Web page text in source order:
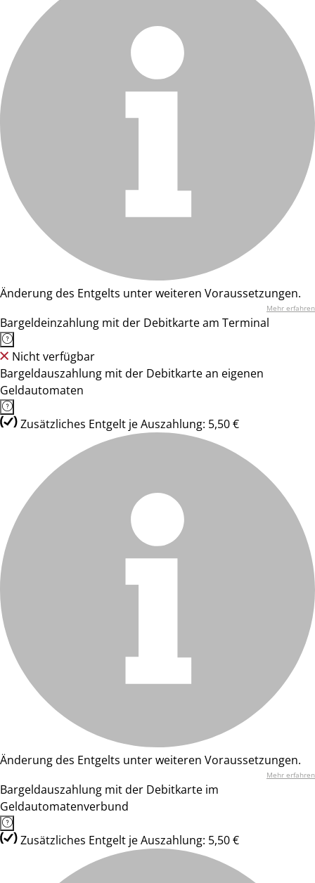
Änderung des Entgelts unter weiteren Voraussetzungen.
Mehr erfahren
Bargeldeinzahlung mit der Debitkarte am Terminal
Nicht verfügbar
Bargeldauszahlung mit der Debitkarte an eigenen
Geldautomaten
Zusätzliches Entgelt je Auszahlung: 5,50 €
Änderung des Entgelts unter weiteren Voraussetzungen.
Mehr erfahren
Bargeldauszahlung mit der Debitkarte im
Geldautomatenverbund
Zusätzliches Entgelt je Auszahlung: 5,50 €